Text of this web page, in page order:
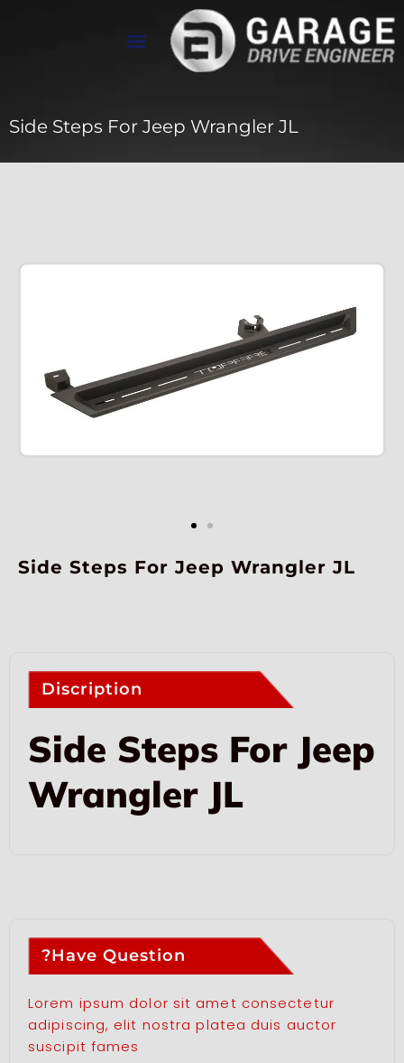
Side Steps For Jeep Wrangler JL
Side Steps For Jeep Wrangler JL
Discription
Side Steps For Jeep
Wrangler JL
Have Question?
Lorem ipsum dolor sit amet consectetur
adipiscing, elit nostra platea duis auctor
suscipit fames